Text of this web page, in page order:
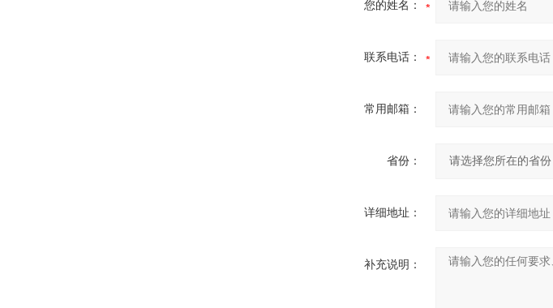
您的姓名：
联系电话：
常用邮箱：
省份：
详细地址：
补充说明：